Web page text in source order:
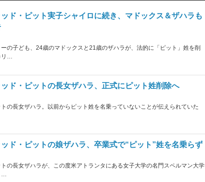
ド・ピット実子シャイロに続き、マドックス＆ザハラも
の子ども、24歳のマドックスと21歳のザハラが、法的に「ピット」姓を削
リ…
ド・ピットの長女ザハラ、正式にピット姓削除へ
の長女ザハラ。以前からピット姓を名乗っていないことが伝えられていた
ド・ピットの娘ザハラ、卒業式で“ピット”姓を名乗らず
の長女ザハラが、この度米アトランタにある女子大学の名門スペルマン大学
…